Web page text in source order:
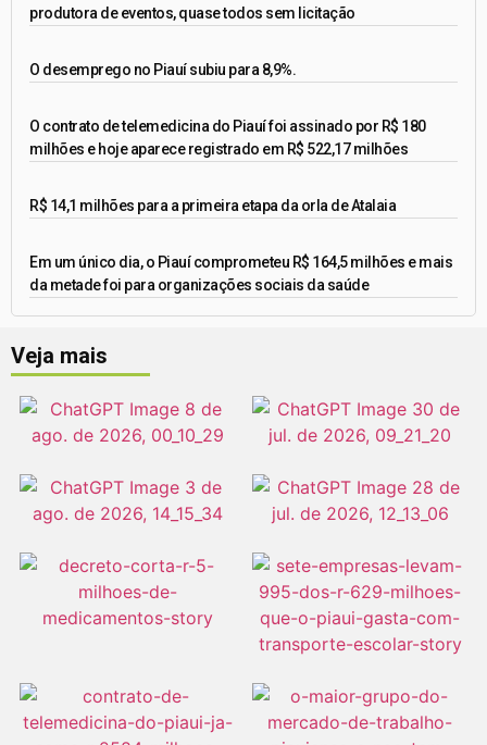
produtora de eventos, quase todos sem licitação
O desemprego no Piauí subiu para 8,9%.
O contrato de telemedicina do Piauí foi assinado por R$ 180
milhões e hoje aparece registrado em R$ 522,17 milhões
R$ 14,1 milhões para a primeira etapa da orla de Atalaia
Em um único dia, o Piauí comprometeu R$ 164,5 milhões e mais
da metade foi para organizações sociais da saúde
Veja mais